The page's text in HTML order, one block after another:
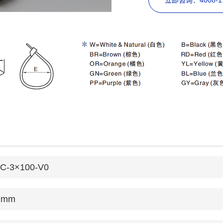
3×100-V0